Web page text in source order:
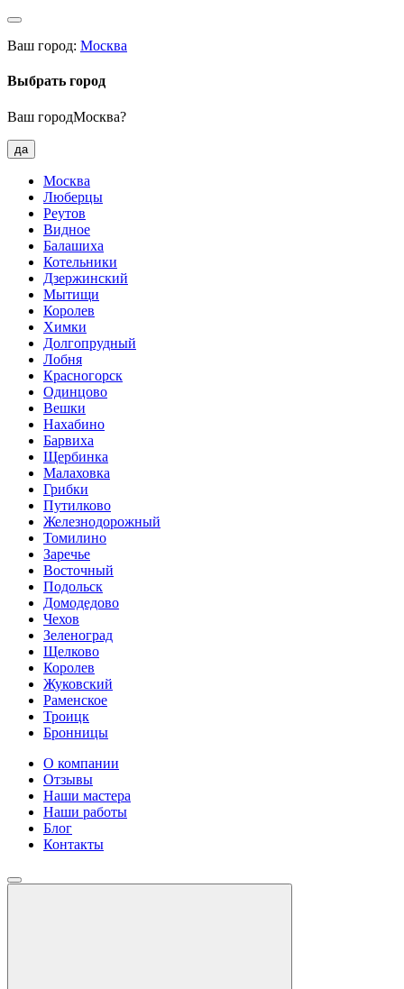
Ваш город: Москва
Выбрать город
Ваш городМосква?
да
Москва
Люберцы
Реутов
Видное
Балашиха
Котельники
Дзержинский
Мытищи
Королев
Химки
Долгопрудный
Лобня
Красногорск
Одинцово
Вешки
Нахабино
Барвиха
Щербинка
Малаховка
Грибки
Путилково
Железнодорожный
Томилино
Заречье
Восточный
Подольск
Домодедово
Чехов
Зеленоград
Щелково
Королев
Жуковский
Раменское
Троицк
Бронницы
О компании
Отзывы
Наши мастера
Наши работы
Блог
Контакты